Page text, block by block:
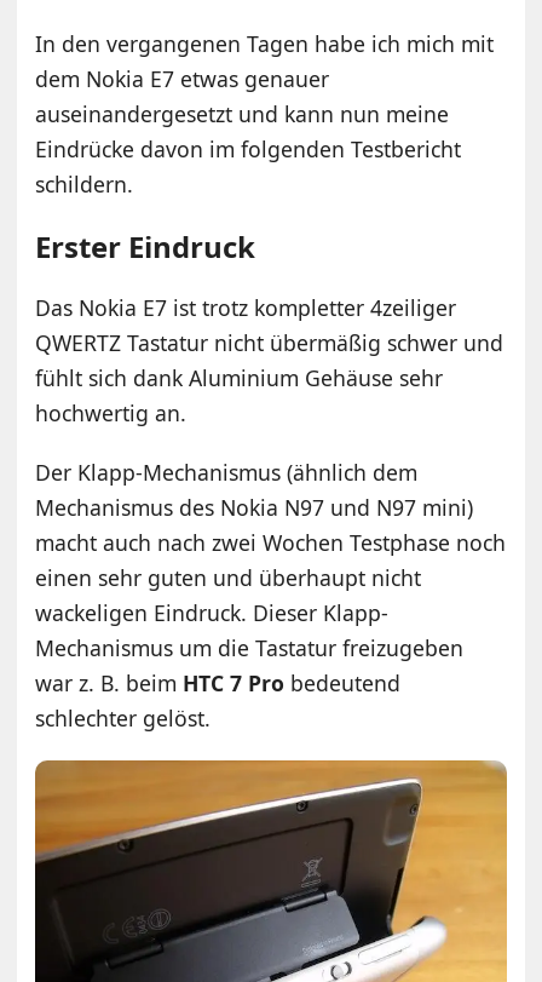
In den vergangenen Tagen habe ich mich mit
dem Nokia E7 etwas genauer
auseinandergesetzt und kann nun meine
Eindrücke davon im folgenden Testbericht
schildern.
Erster Eindruck
Das Nokia E7 ist trotz kompletter 4zeiliger
QWERTZ Tastatur nicht übermäßig schwer und
fühlt sich dank Aluminium Gehäuse sehr
hochwertig an.
Der Klapp-Mechanismus (ähnlich dem
Mechanismus des Nokia N97 und N97 mini)
macht auch nach zwei Wochen Testphase noch
einen sehr guten und überhaupt nicht
wackeligen Eindruck. Dieser Klapp-
Mechanismus um die Tastatur freizugeben
war z. B. beim HTC 7 Pro bedeutend
schlechter gelöst.